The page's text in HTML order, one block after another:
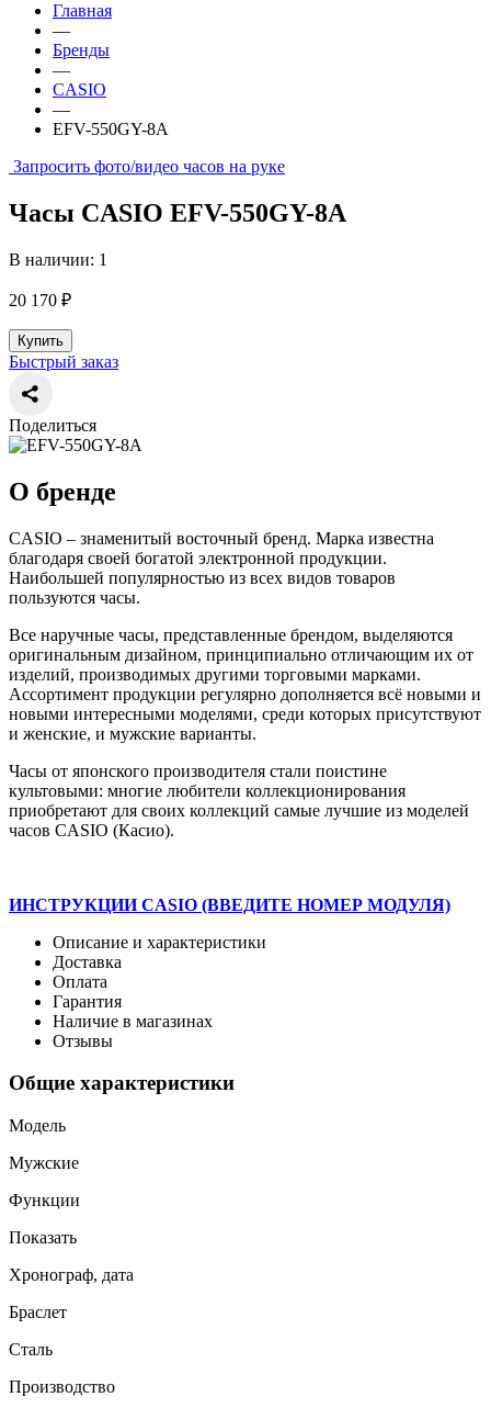
Главная
—
Бренды
—
CASIO
—
EFV-550GY-8A
Запросить фото/видео часов на руке
Часы CASIO EFV-550GY-8A
В наличии: 1
20 170 ₽
Купить
Быстрый заказ
Поделиться
О бренде
CASIO – знаменитый восточный бренд. Марка известна
благодаря своей богатой электронной продукции.
Наибольшей популярностью из всех видов товаров
пользуются часы.
Все наручные часы, представленные брендом, выделяются
оригинальным дизайном, принципиально отличающим их от
изделий, производимых другими торговыми марками.
Ассортимент продукции регулярно дополняется всё новыми и
новыми интересными моделями, среди которых присутствуют
и женские, и мужские варианты.
Часы от японского производителя стали поистине
культовыми: многие любители коллекционирования
приобретают для своих коллекций самые лучшие из моделей
часов CASIO (Касио).
ИНСТРУКЦИИ CASIO (ВВЕДИТЕ НОМЕР МОДУЛЯ)
Описание и характеристики
Доставка
Оплата
Гарантия
Наличие в магазинах
Отзывы
Общие характеристики
Модель
Мужские
Функции
Показать
Хронограф, дата
Браслет
Сталь
Производство